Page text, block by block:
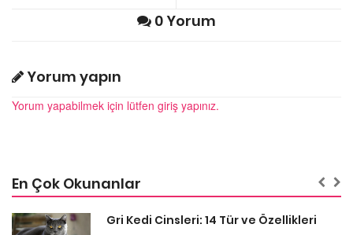
0 Yorum
Yorum yapın
Yorum yapabilmek için lütfen giriş yapınız.
En Çok Okunanlar
Gri Kedi Cinsleri: 14 Tür ve Özellikleri